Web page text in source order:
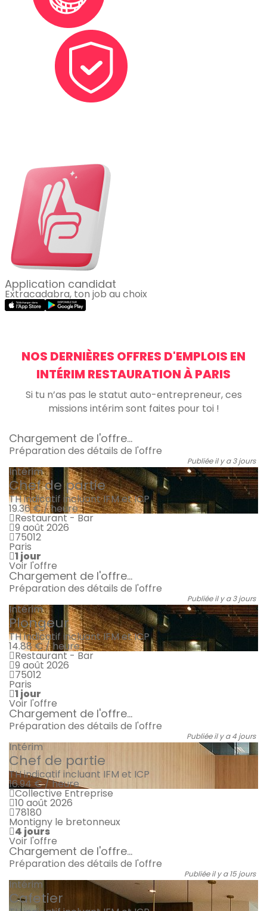
Application candidat
Extracadabra, ton job au choix
NOS DERNIÈRES OFFRES D'EMPLOIS EN
INTÉRIM RESTAURATION À PARIS
Si tu n’as pas le statut auto-entrepreneur, ces
missions intérim sont faites pour toi !
Chargement de l'offre...
Préparation des détails de l'offre
Publiée il y a 3 jours
Intérim
Chef de partie
TH indicatif incluant IFM et ICP
19.36 € / heure
Restaurant - Bar
9 août 2026
75012
Paris
1 jour
Voir l'offre
Chargement de l'offre...
Préparation des détails de l'offre
Publiée il y a 3 jours
Intérim
Plongeur
TH indicatif incluant IFM et ICP
14.88 € / heure
Restaurant - Bar
9 août 2026
75012
Paris
1 jour
Voir l'offre
Chargement de l'offre...
Préparation des détails de l'offre
Publiée il y a 4 jours
Intérim
Chef de partie
TH indicatif incluant IFM et ICP
16.94 € / heure
Collective Entreprise
10 août 2026
78180
Montigny le bretonneux
4 jours
Voir l'offre
Chargement de l'offre...
Préparation des détails de l'offre
Publiée il y a 15 jours
Intérim
Cafetier